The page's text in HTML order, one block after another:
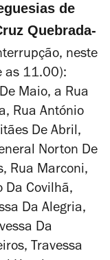
de
Quebrada-
neste
as 11.00):
Maio, a Rua
Rua António
De Abril,
Norton De
Rua Marconi,
Da Covilhã,
Da Alegria,
Da
Travessa